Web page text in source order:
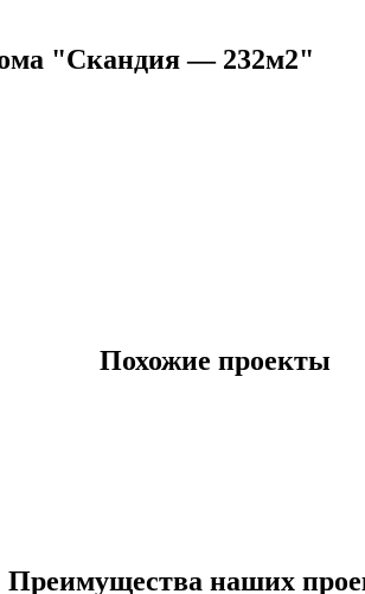
"Скандия — 232м2"
Похожие проекты
Преимущества наших